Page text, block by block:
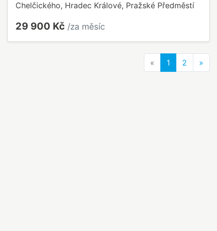
Chelčického, Hradec Králové, Pražské Předměstí
29 900 Kč /za měsíc
« Previous
1 2 »